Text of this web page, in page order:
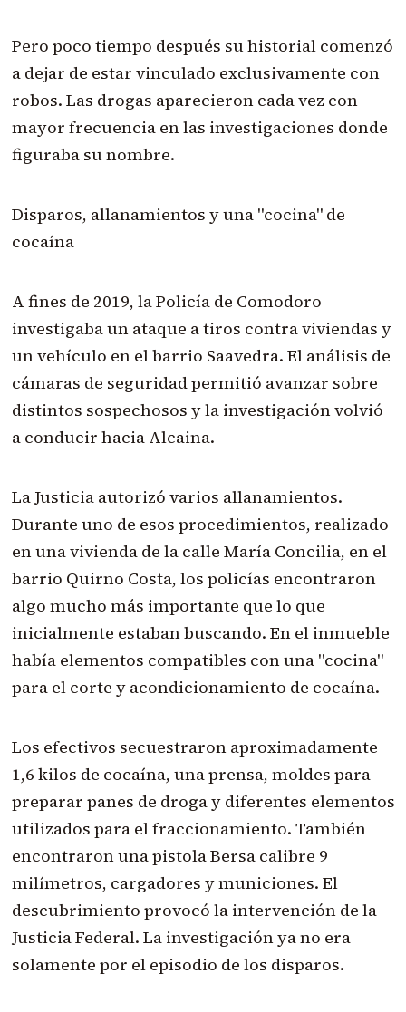
Pero poco tiempo después su historial comenzó
a dejar de estar vinculado exclusivamente con
robos. Las drogas aparecieron cada vez con
mayor frecuencia en las investigaciones donde
figuraba su nombre.
Disparos, allanamientos y una "cocina" de
cocaína
A fines de 2019, la Policía de Comodoro
investigaba un ataque a tiros contra viviendas y
un vehículo en el barrio Saavedra. El análisis de
cámaras de seguridad permitió avanzar sobre
distintos sospechosos y la investigación volvió
a conducir hacia Alcaina.
La Justicia autorizó varios allanamientos.
Durante uno de esos procedimientos, realizado
en una vivienda de la calle María Concilia, en el
barrio Quirno Costa, los policías encontraron
algo mucho más importante que lo que
inicialmente estaban buscando. En el inmueble
había elementos compatibles con una "cocina"
para el corte y acondicionamiento de cocaína.
Los efectivos secuestraron aproximadamente
1,6 kilos de cocaína, una prensa, moldes para
preparar panes de droga y diferentes elementos
utilizados para el fraccionamiento. También
encontraron una pistola Bersa calibre 9
milímetros, cargadores y municiones. El
descubrimiento provocó la intervención de la
Justicia Federal. La investigación ya no era
solamente por el episodio de los disparos.